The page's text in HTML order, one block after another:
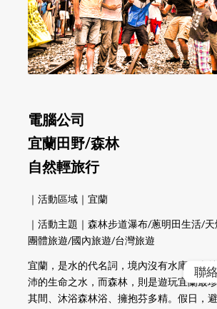
電腦公司
宜蘭田野/森林
自然輕旅行
｜活動區域｜宜蘭
｜活動主題｜森林步道瀑布/蔥明田生活/
團體旅遊/國內旅遊/台灣旅遊
宜蘭，是水的代名詞，境內沒有水庫，森
沛的生命之水，而森林，則是遊玩宜蘭最
其間、沐浴森林浴、擁抱芬多精。假日，
聯